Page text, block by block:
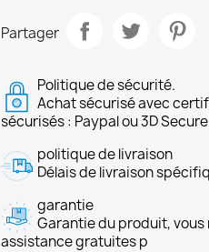
Partager
Politique de sécurité.
Achat sécurisé avec
sécurisés : Paypal ou 3D
politique de livraison
Délais de livraison
garantie
Garantie du produit,
assistance gratuites p